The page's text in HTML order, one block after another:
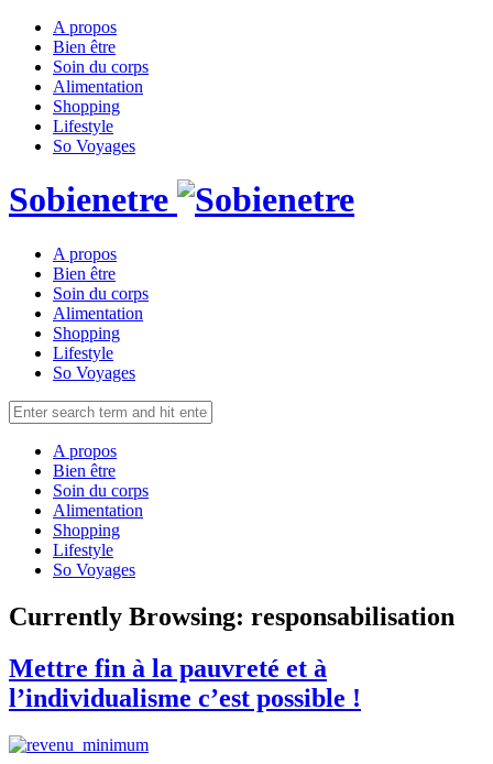
A propos
Bien être
Soin du corps
Alimentation
Shopping
Lifestyle
So Voyages
Sobienetre
A propos
Bien être
Soin du corps
Alimentation
Shopping
Lifestyle
So Voyages
A propos
Bien être
Soin du corps
Alimentation
Shopping
Lifestyle
So Voyages
Currently Browsing: responsabilisation
Mettre fin à la pauvreté et à
l’individualisme c’est possible !